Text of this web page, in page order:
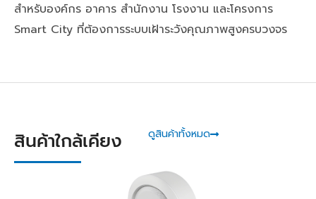
สำหรับองค์กร อาคาร สำนักงาน โรงงาน และโครงการ
Smart City ที่ต้องการระบบเฝ้าระวังคุณภาพสูงครบวงจร
สินค้าใกล้เคียง ดูสินค้าทั้งหมด